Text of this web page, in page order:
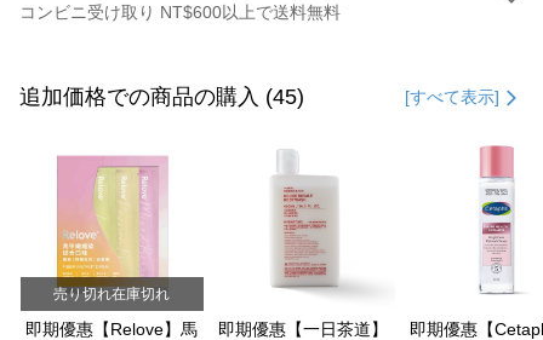
コンビニ受け取り NT$600以上で送料無料
クレジットカード1回払い
Apple Pay
JKOPAY
Easy Wallet
追加価格での商品の購入 (45) [すべて表示]
売り切れ在庫切れ
即期優惠【Relove】馬
即期優惠【一日茶道】
即期優惠【